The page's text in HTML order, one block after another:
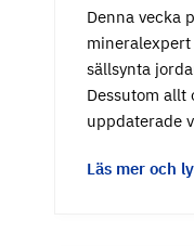
Denna vecka
sällsynta
Dessutom allt
uppdaterade
Läs mer och